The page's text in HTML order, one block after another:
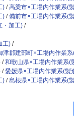
)
高梁市×工場内作業系(
)
備前市×工場内作業系(
・加工)
工)
津郡建部町×工場内作業
和歌山県×工場内作業系(
愛媛県×工場内作業系(製
)
島根県×工場内作業系(